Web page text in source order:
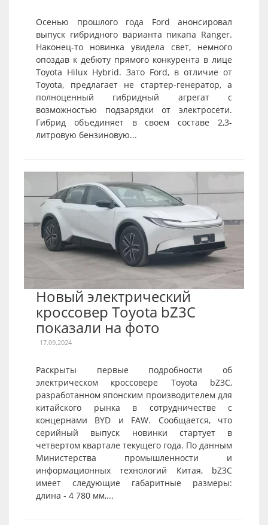
Осенью прошлого года Ford анонсировал
выпуск гибридного варианта пикапа Ranger.
Наконец-то новинка увидела свет, немного
опоздав к дебюту прямого конкурента в лице
Toyota Hilux Hybrid. Зато Ford, в отличие от
Toyota, предлагает не стартер-генератор, а
полноценный гибридный агрегат с
возможностью подзарядки от электросети.
Гибрид объединяет в своем составе 2,3-
литровую бензиновую...
Новый электрический
кроссовер Toyota bZ3C
показали на фото
17.09.2024
Раскрыты первые подробности об
электрическом кроссовере Toyota bZ3C,
разработанном японским производителем для
китайского рынка в сотрудничестве с
концернами BYD и FAW. Сообщается, что
серийный выпуск новинки стартует в
четвертом квартале текущего года. По данным
Министерства промышленности и
информационных технологий Китая, bZ3C
имеет следующие габаритные размеры:
длина - 4 780 мм,...